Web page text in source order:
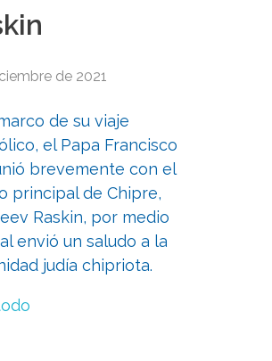
de 2021
de su viaje
el Papa Francisco
brevemente con el
principal de Chipre,
Raskin, por medio
envió un saludo a la
judía chipriota.